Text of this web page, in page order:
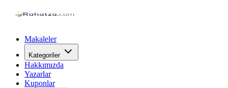
Makaleler
Kategoriler
Hakkımızda
Yazarlar
Kuponlar